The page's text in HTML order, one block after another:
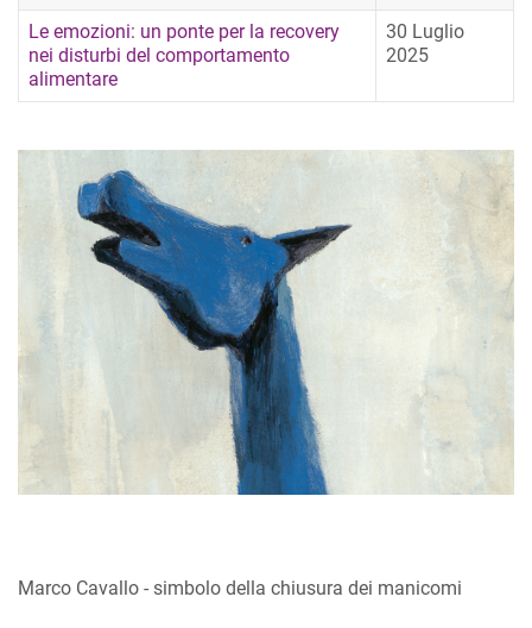
Le emozioni: un ponte per la recovery
nei disturbi del comportamento
alimentare
30 Luglio
2025
Marco Cavallo - simbolo della chiusura dei manicomi